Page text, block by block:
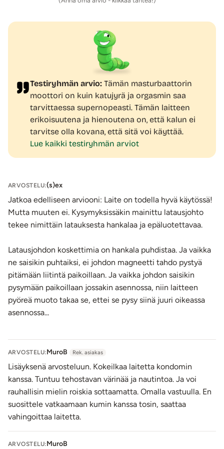
olla erektiossa.
käteensopiva, avoin muotoilu sekä joustava
tekevät tästä masturbaattorista erittäin
mukavan käyttää ja sopivan monenkokoisille miehille.
joustavat siivekkeet
tulevat osat on valmistettulaadukkaasta, jämäkästä ja
miellyttävän pehmeästä silikonista . Kohouman lisäksi
tunnelissa on stimuloivia poikittaisjuomuja. Tämävesitiivis
nautintolaiteon mahtavaa suihkuseuraa (huom. vain laite,
ei kaukosäädin).
PULSE Solon käyttäjät ovat kuvailleet, että se tuottaa
tunteen, kuin masturboisi ensimmäistä kertaa!
orgasmin, joka tuntuu kestävän ensi viikolle saakka!
ennenkokemattoman orgasmin, joka saa koko kropan
hermopäätteet kihelmöimään ja tanssahtelemaan!
PULSE Solo Lux -mallin erikoisuudet
näyttävä, silikoninen kaukosäädin
, joka tekee homman
entistäkin helpommiksi. Koska kaukosäädin on ranteessasi
kiinni, ei tarvitse pelätä sen putomista kesken touhujen. Ja
kun säätimestä ei tarvitse pidellä kiinni, vapautuvat kätesi
johonkin muuhun kivaan. Kaukosäädinrannekkeessa on
voimaa!Pikkuvarpaiden kynsissä asti tuntuvan toiminnon
saa käyntiin helposti vain napin painalluksella!
Käyttöohje:
Hot Octopuss PULSE Solo Lux -masturbaattoria voidaan
käyttää kahdella tavalla:
tavallisen masturbaattorin tapaan liukuvoiteen kanssa,
laitetta edestakaisin liikutellen.
Testiryhmän arvio: Tämän masturbaattorin
moottori on kuin katujyrä ja orgasmin saa
tarvittaessa supernopeasti. Tämän laitteen
erikoisuutena ja hienoutena on, että kalun ei
tarvitse olla kovana, että sitä voi käyttää.
Lue kaikki testiryhmän arviot
ARVOSTELU:(s)ex
Jatkoa edelliseen arviooni: Laite on todella hyvä käytössä!
Mutta muuten ei. Kysymyksissäkin mainittu latausjohto
tekee nimittäin latauksesta hankalaa ja epäluotettavaa.
Latausjohdon koskettimia on hankala puhdistaa. Ja vaikka
ne saisikin puhtaiksi, ei johdon magneetti tahdo pystyä
pitämään liitintä paikoillaan. Ja vaikka johdon saisikin
pysymään paikoillaan jossakin asennossa, niin laitteen
pyöreä muoto takaa se, ettei se pysy siinä juuri oikeassa
asennossa...
ARVOSTELU:MuroB Rek. asiakas
Lisäyksenä arvosteluun. Kokeilkaa laitetta kondomin
kanssa. Tuntuu tehostavan värinää ja nautintoa. Ja voi
rauhallisin mielin roiskia sottaamatta. Omalla vastuulla. En
suosittele vatkaamaan kumin kanssa tosin, saattaa
vahingoittaa laitetta.
ARVOSTELU:MuroB